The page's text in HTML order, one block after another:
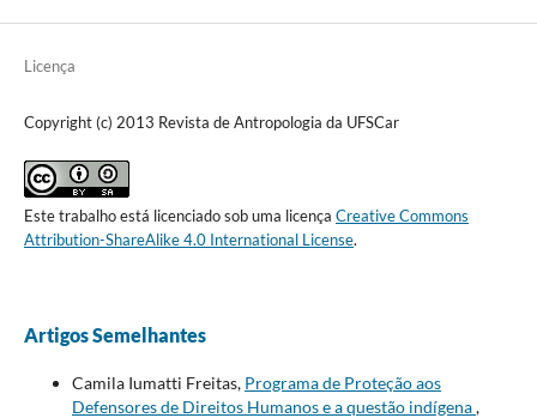
Licença
Copyright (c) 2013 Revista de Antropologia da UFSCar
Este trabalho está licenciado sob uma licença Creative Commons
Attribution-ShareAlike 4.0 International License.
Artigos Semelhantes
Camila Iumatti Freitas, Programa de Proteção aos
Defensores de Direitos Humanos e a questão indígena,